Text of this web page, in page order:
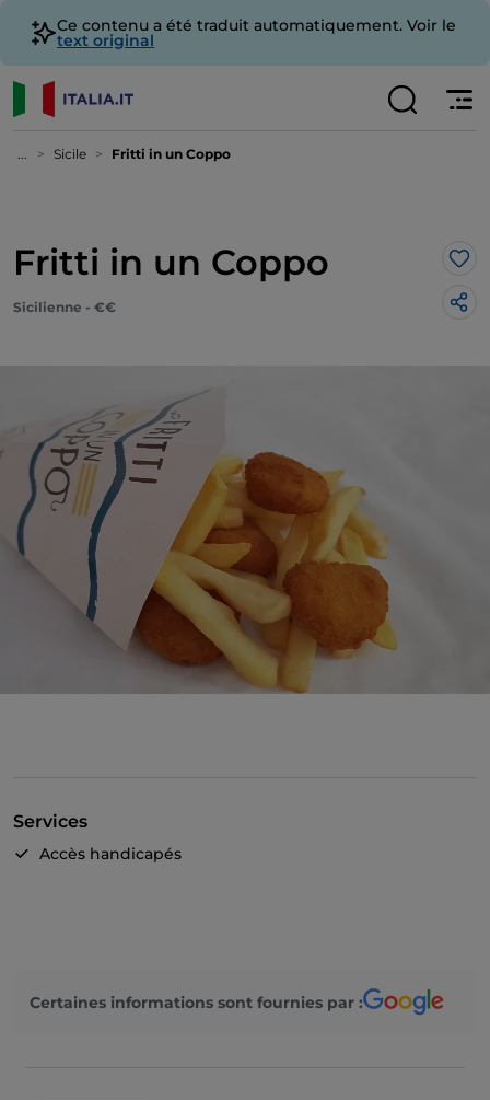
Ce contenu a été traduit automatiquement. Voir le
text original
... Sicile Fritti in un Coppo
Fritti in un Coppo
Sicilienne - €€
Services
Accès handicapés
Certaines informations sont fournies par :